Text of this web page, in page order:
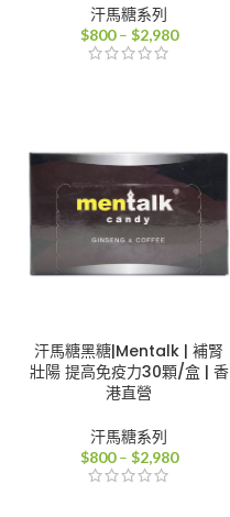
汗馬糖系列
$800 – $2,980價
$2,980
汗馬糖黑糖|Mentalk | 補腎
壯陽 提高免疫力30顆/盒 | 香
港直營
汗馬糖系列
$800 – $2,980價